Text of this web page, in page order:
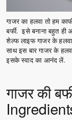
गाजर का हलवा तो हम
बर्फी. इसे बनाना बहुत
शेल्फ लाइफ गाजर के
साथ इस बार गाजर के
इसके स्वाद का आनंद लें.
गाजर की